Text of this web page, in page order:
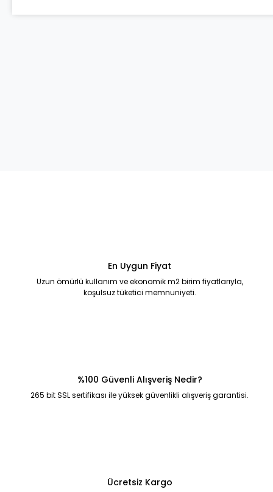
En Uygun Fiyat
Uzun ömürlü kullanım ve ekonomik m2 birim fiyatlarıyla,
koşulsuz tüketici memnuniyeti.
%100 Güvenli Alışveriş Nedir?
265 bit SSL sertifikası ile yüksek güvenlikli alışveriş garantisi.
Ücretsiz Kargo